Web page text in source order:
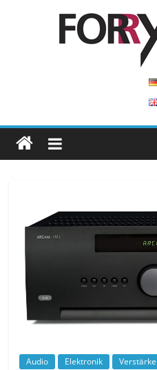
Audio Elektronik